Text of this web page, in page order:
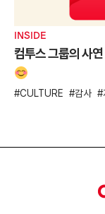
INSIDE
컴투스 그룹의 사
CULTURE 감사